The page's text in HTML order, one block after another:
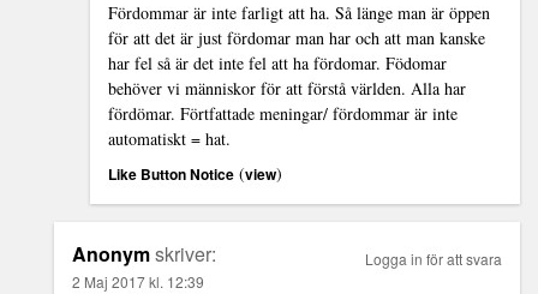
Fördommar är inte farligt att ha. Så länge man är öppen
för att det är just fördomar man har och att man kanske
har fel så är det inte fel att ha fördomar. Födomar
behöver vi människor för att förstå världen. Alla har
fördömar. Förtfattade meningar/ fördommar är inte
automatiskt = hat.
Like Button Notice (view)
Anonymskriver:
2 Maj 2017 kl. 12:39
Logga in för att svara